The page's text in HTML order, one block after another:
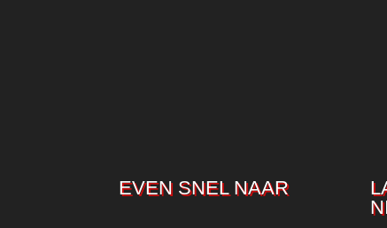
EVEN SNEL NAAR